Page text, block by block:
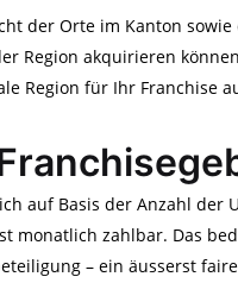
der Orte im Kanton
Region akquirieren
Region für Ihr Franchise
auf Basis der Anzahl der
monatlich zahlbar. Das
– ein äusserst